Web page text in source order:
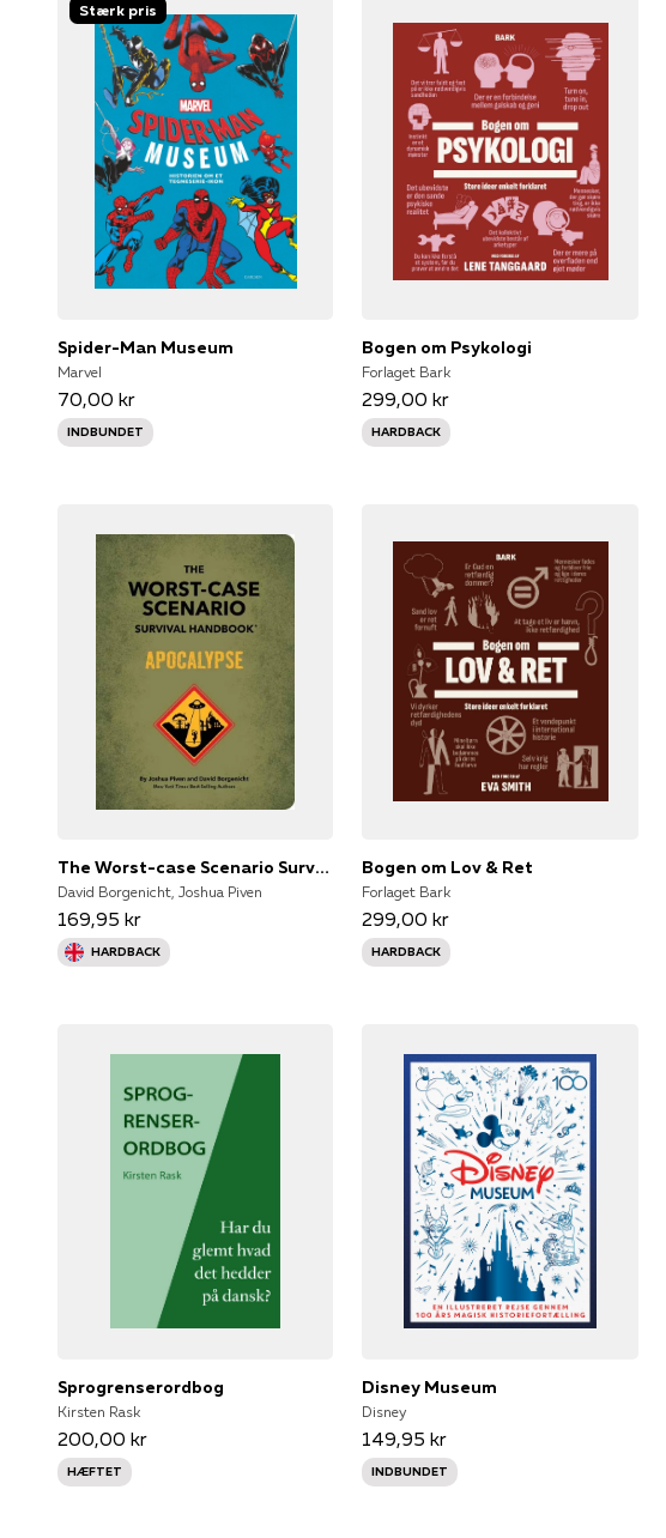
Stærk pris
Spider-Man Museum
Marvel
70,00 kr
INDBUNDET
Bogen om Psykologi
Forlaget Bark
299,00 kr
HARDBACK
The Worst-case Scenario Survival Handbook Apocalypse
David Borgenicht, Joshua Piven
169,95 kr
HARDBACK
Bogen om Lov & Ret
Forlaget Bark
299,00 kr
HARDBACK
Sprogrenserordbog
Kirsten Rask
200,00 kr
HÆFTET
Disney Museum
Disney
149,95 kr
INDBUNDET